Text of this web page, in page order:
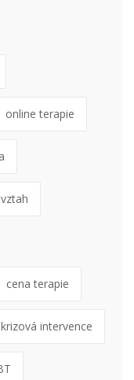
online terapie
cena terapie
krizová intervence